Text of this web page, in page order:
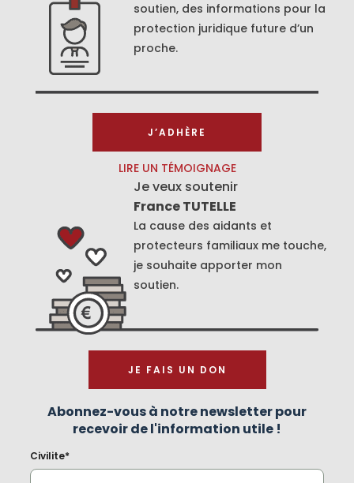
soutien, des informations pour la
protection juridique future d’un
proche.
J’ADHÈRE
LIRE UN TÉMOIGNAGE
Je veux soutenir
France TUTELLE
La cause des aidants et
protecteurs familiaux me touche,
je souhaite apporter mon
soutien.
JE FAIS UN DON
Abonnez-vous à notre newsletter pour
recevoir de l'information utile !
Civilite*